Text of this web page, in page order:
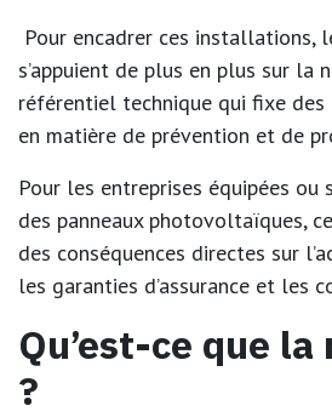
Pour encadrer ces installations,
s’appuient de plus en plus sur la
référentiel technique qui fixe des
en matière de prévention et de
Pour les entreprises équipées
des panneaux photovoltaïques,
des conséquences directes sur
les garanties d’assurance et les
Qu’est-ce que
?